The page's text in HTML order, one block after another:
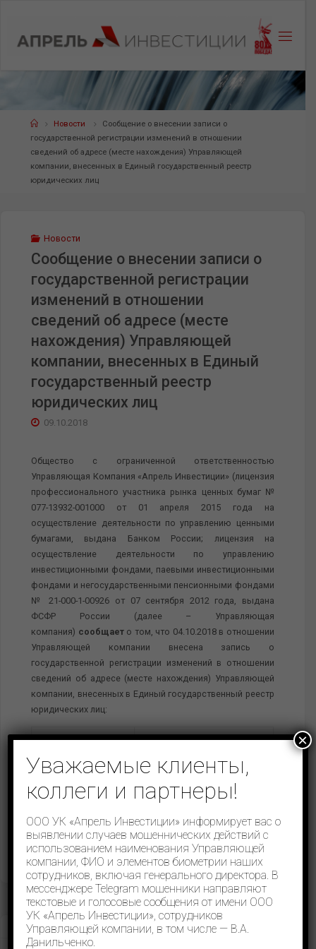
содержанию
ГлавнаяНовости
Cообщение о внесении записи о
государственной регистрации изменений в отношении
сведений об адресе (месте нахождения) Управляющей
компании, внесенных в Единый государственный реестр
юридических лиц
Новости
Cообщение о внесении записи о
государственной регистрации
изменений в отношении
сведений об адресе (месте
нахождения) Управляющей
компании, внесенных в Единый
государственный реестр
юридических лиц
09.10.2018
Общество с ограниченной ответственностью
Управляющая Компания «Апрель Инвестиции» (лицензия
профессионального участника рынка ценных бумаг №
077-13932-001000 от 01 апреля 2015 года на
осуществление деятельности по управлению ценными
бумагами, выдана Банком России; лицензия на
осуществление деятельности по управлению
инвестиционными фондами, паевыми инвестиционными
фондами и негосударственными пенсионными фондами
№ 21-000-1-00926 от 07 сентября 2012 года, выдана
ФСФР России (далее – Управляющая
компания) сообщаето том, что 04.10.2018 в отношении
Управляющей компании внесена запись о
государственной регистрации изменений в отношении
сведений об адресе (месте нахождения) Управляющей
компании, внесенных в Единый государственный реестр
юридических лиц:
До изменения
сведений:
После изменения
123112, город
Москва, набережная
Пресненская, дом
12
123112, город Москва,
набережная Пресненская,
дом 12, этаж 45, комната 22
Уважаемые клиенты,
коллеги и партнеры!
ООО УК «Апрель Инвестиции» информирует вас о
выявлении случаев мошеннических действий с
использованием наименования Управляющей
компании, ФИО и элементов биометрии наших
сотрудников, включая генерального директора. В
мессенджере Telegram мошенники направляют
текстовые и голосовые сообщения от имени ООО
УК «Апрель Инвестиции», сотрудников
Управляющей компании, в том числе — В.А.
Данильченко.
×